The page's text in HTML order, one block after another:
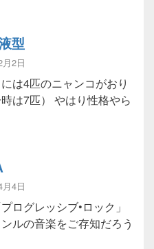
型
2日
は4匹のニャンコがおり
は7匹） やはり性格やら
血液型
4日
ログレッシブ•ロック」
ルの音楽をご存知だろう